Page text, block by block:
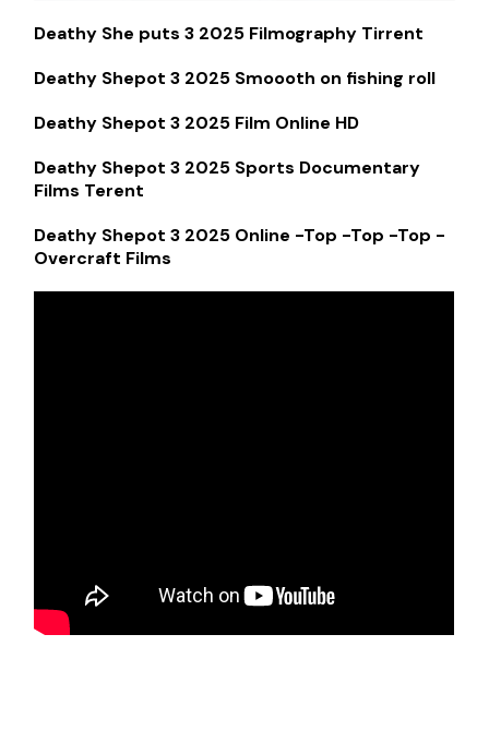
Deathy She puts 3 2025 Filmography Tirrent
Deathy Shepot 3 2025 Smoooth on fishing roll
Deathy Shepot 3 2025 Film Online HD
Deathy Shepot 3 2025 Sports Documentary
Films Terent
Deathy Shepot 3 2025 Online -Top -Top -Top -
Overcraft Films